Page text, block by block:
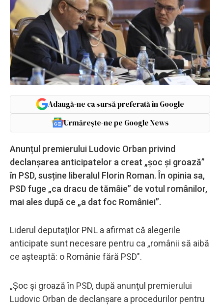
Adaugă-ne ca sursă preferată în Google
Urmărește-ne pe Google News
Anunțul premierului Ludovic Orban privind
declanșarea anticipatelor a creat „șoc și groază”
în PSD, susține liberalul Florin Roman. În opinia sa,
PSD fuge „ca dracu de tămâie” de votul românilor,
mai ales după ce „a dat foc României”.
Liderul deputaţilor PNL a afirmat că alegerile
anticipate sunt necesare pentru ca „românii să aibă
ce aşteaptă: o Românie fără PSD".
„Şoc şi groază în PSD, după anunţul premierului
Ludovic Orban de declanşare a procedurilor pentru